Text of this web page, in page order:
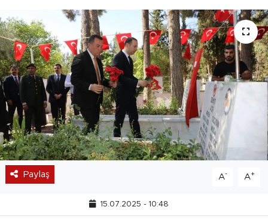
Paylaş A- A+
15.07.2025 - 10:48